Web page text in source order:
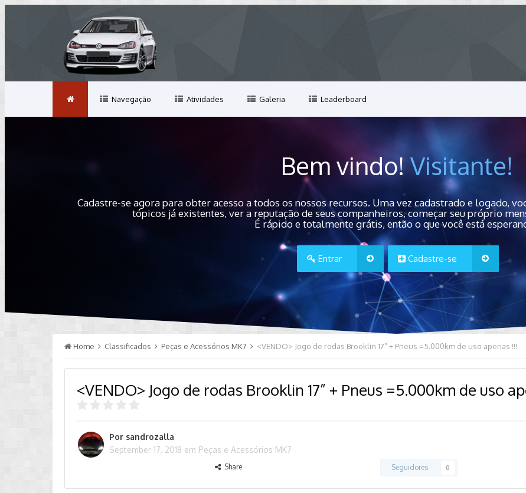
Navegação Atividades Galeria Leaderboard
Bem vindo!Visitante!
Cadastre-se agora para obter acesso a todos os nossos recursos. Uma vez cadastrado e logado,
tópicos já existentes, ver a reputação de seus companheiros, começar seu próprio
É rápido e totalmente grátis, então o que você está
Entrar Cadastre-se
Home Classificados Peças e Acessórios MK7 <VENDO> Jogo de rodas Brooklin 17” + Pneus =5.000km de uso apenas !!!
<VENDO> Jogo de rodas Brooklin 17” + Pneus =5.000km de uso
Por sandrozalla
September 17, 2018 em Peças e Acessórios MK7
Share Seguidores 0